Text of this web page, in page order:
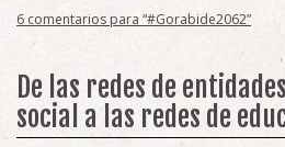
6 comentarios para “#Gorabide2062”
De las redes de
social a las redes de